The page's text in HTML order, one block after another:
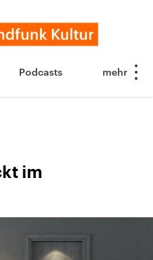
Podcasts
im